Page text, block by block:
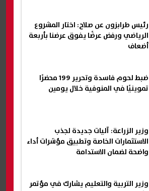
رئيس طرابزون عن صلاح: اختار المشروع
الرياضي ورفض عرضًا يفوق عرضنا بأربعة
أضعاف
ضبط لحوم فاسدة وتحرير 199 محضرًا
تموينيًا في المنوفية خلال يومين
وزير الزراعة: آليات جديدة لجذب
الاستثمارات الخاصة وتطبيق مؤشرات أداء
واضحة لضمان الاستدامة
وزير التربية والتعليم يشارك في مؤتمر